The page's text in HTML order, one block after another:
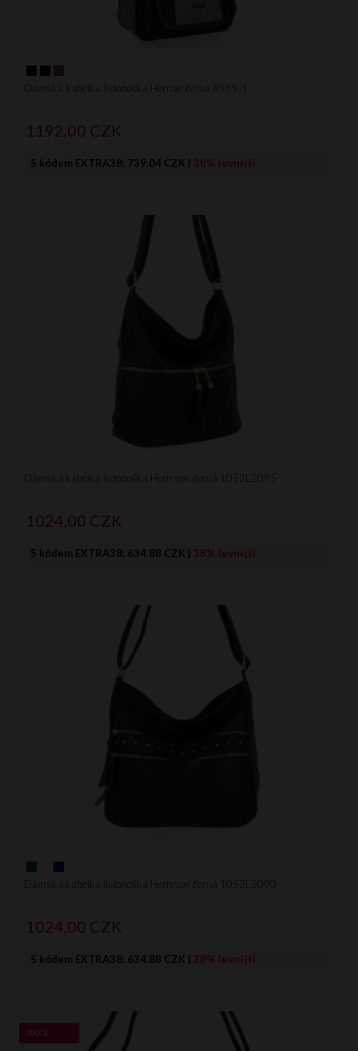
Dámská kabelka listonoška Hernan černá 8969-1
1192,00 CZK
S kódem EXTRA38: 739.04 CZK | 38% levnější
Dámská kabelka listonoška Herisson černá 1052L2095
1024,00 CZK
S kódem EXTRA38: 634.88 CZK | 38% levnější
Dámská kabelka listonoška Herisson černá 1052L2090
1024,00 CZK
S kódem EXTRA38: 634.88 CZK | 38% levnější
AKCE